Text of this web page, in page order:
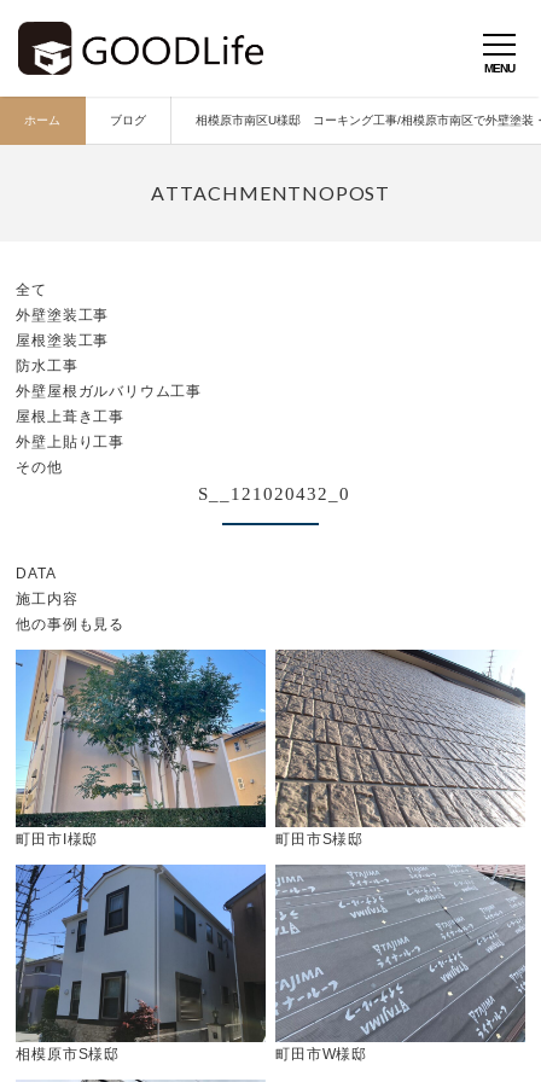
ホーム ブログ 相模原市南区U様邸 コーキング工事/相模原市南区で外壁塗装
全て
外壁塗装工事
屋根塗装工事
防水工事
外壁屋根ガルバリウム工事
屋根上葺き工事
外壁上貼り工事
その他
S__121020432_0
DATA
施工内容
他の事例も見る
町田市I様邸 町田市S様邸
相模原市S様邸 町田市W様邸